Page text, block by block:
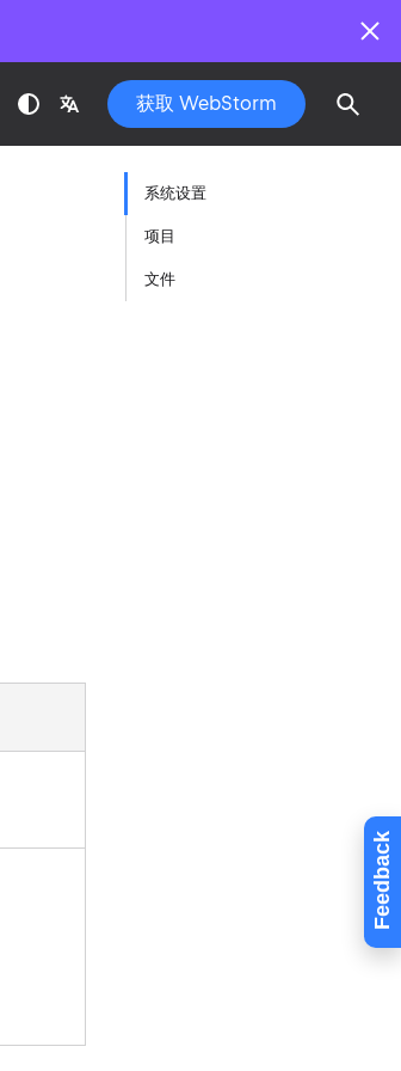
Feedback
获取 WebStorm
系统设置
项目
文件